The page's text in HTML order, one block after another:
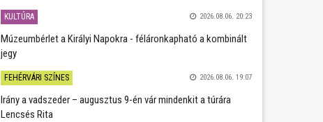
KULTÚRA 2026.08.06. 20:23
Múzeumbérlet a Királyi Napokra - féláronkapható a kombinált
jegy
FEHÉRVÁRI SZÍNES 2026.08.06. 19:07
Irány a vadszeder – augusztus 9-én vár mindenkit a túrára
Lencsés Rita